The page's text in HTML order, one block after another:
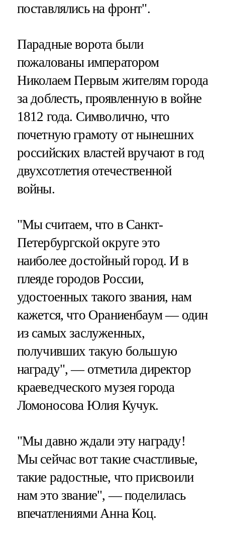
поставлялись на фронт".
Парадные ворота были
пожалованы императором
Николаем Первым жителям города
за доблесть, проявленную в войне
1812 года. Символично, что
почетную грамоту от нынешних
российских властей вручают в год
двухсотлетия отечественной
войны.
"Мы считаем, что в Санкт-
Петербургской округе это
наиболее достойный город. И в
плеяде городов России,
удостоенных такого звания, нам
кажется, что Ораниенбаум — один
из самых заслуженных,
получивших такую большую
награду", — отметила директор
краеведческого музея города
Ломоносова Юлия Кучук.
"Мы давно ждали эту награду!
Мы сейчас вот такие счастливые,
такие радостные, что присвоили
нам это звание", — поделилась
впечатлениями Анна Коц.